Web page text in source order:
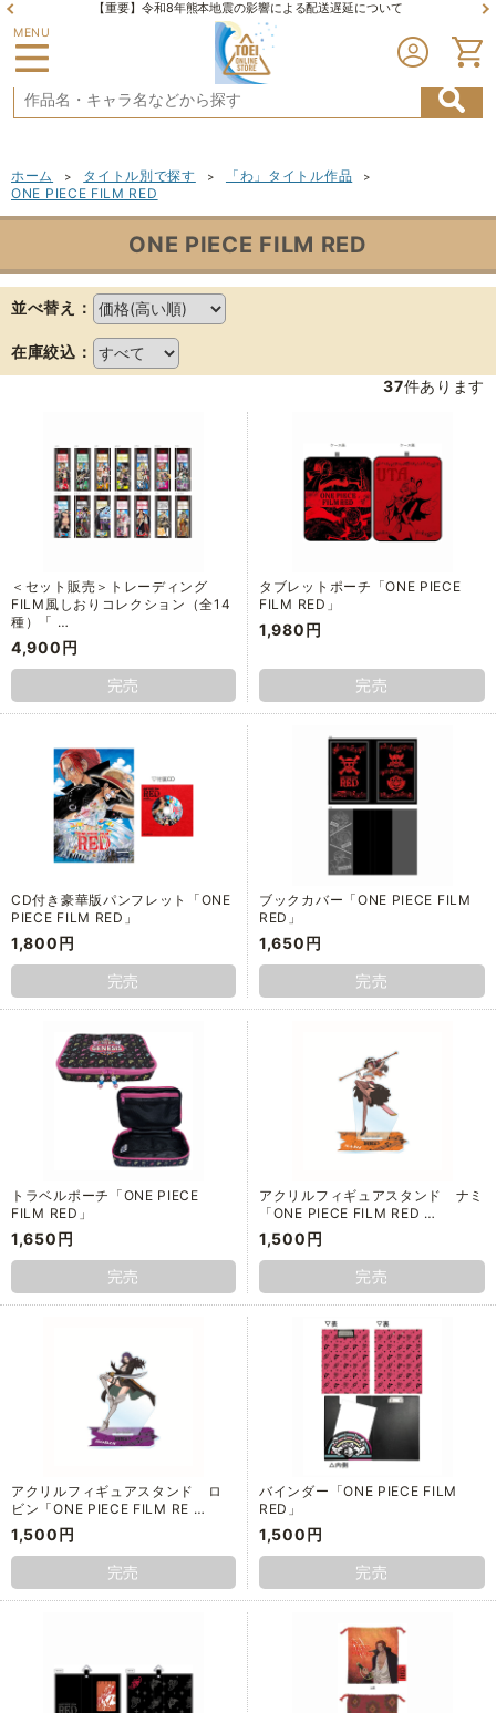
【重要】令和8年熊本地震の影響による配送遅延について
MENU
ホーム > タイトル別で探す > 「わ」タイトル作品 >
ONE PIECE FILM RED
ONE PIECE FILM RED
並べ替え：
在庫絞込：
37件あります
＜セット販売＞トレーディング
FILM風しおりコレクション（全14
種）「 …
4,900円
完売
タブレットポーチ「ONE PIECE
FILM RED」
1,980円
完売
CD付き豪華版パンフレット「ONE
PIECE FILM RED」
1,800円
完売
ブックカバー「ONE PIECE FILM
RED」
1,650円
完売
トラベルポーチ「ONE PIECE
FILM RED」
1,650円
完売
アクリルフィギュアスタンド ナミ
「ONE PIECE FILM RED …
1,500円
完売
アクリルフィギュアスタンド ロ
ビン「ONE PIECE FILM RE …
1,500円
完売
バインダー「ONE PIECE FILM
RED」
1,500円
完売